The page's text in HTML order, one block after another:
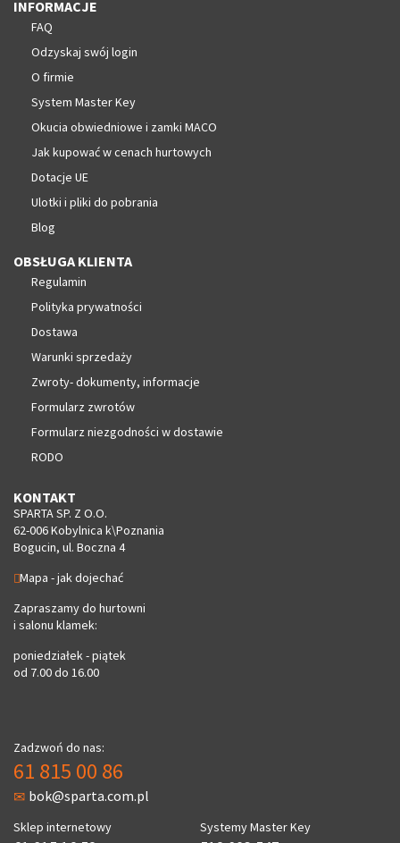
INFORMACJE
FAQ
Odzyskaj swój login
O firmie
System Master Key
Okucia obwiedniowe i zamki MACO
Jak kupować w cenach hurtowych
Dotacje UE
Ulotki i pliki do pobrania
Blog
OBSŁUGA KLIENTA
Regulamin
Polityka prywatności
Dostawa
Warunki sprzedaży
Zwroty- dokumenty, informacje
Formularz zwrotów
Formularz niezgodności w dostawie
RODO
KONTAKT
SPARTA SP. Z O.O.
62-006 Kobylnica k\Poznania
Bogucin, ul. Boczna 4
Mapa - jak dojechać
Zapraszamy do hurtowni
i salonu klamek:
poniedziałek - piątek
od 7.00 do 16.00
Zadzwoń do nas:
61 815 00 86
bok@sparta.com.pl
Sklep internetowy Systemy Master Key